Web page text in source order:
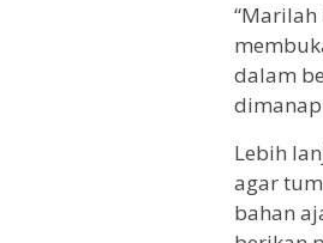
dalam
Lebih
agar
bahan